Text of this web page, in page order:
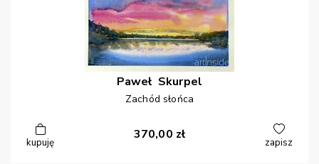
Paweł Skurpel
Zachód słońca
kupuję
370,00 zł
zapisz